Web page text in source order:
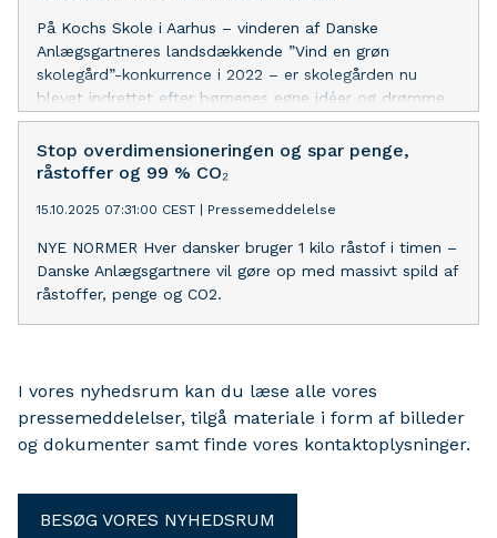
På Kochs Skole i Aarhus – vinderen af Danske
Anlægsgartneres landsdækkende ”Vind en grøn
skolegård”-konkurrence i 2022 – er skolegården nu
blevet indrettet efter børnenes egne idéer og drømme
med plads til biodiversitet, udeundervisning og mere
naturnære frikvarter.
Stop overdimensioneringen og spar penge,
råstoffer og 99 % CO₂
15.10.2025 07:31:00 CEST Pressemeddelelse
NYE NORMER Hver dansker bruger 1 kilo råstof i timen –
Danske Anlægsgartnere vil gøre op med massivt spild af
råstoffer, penge og CO2.
I vores nyhedsrum kan du læse alle vores
pressemeddelelser, tilgå materiale i form af billeder
og dokumenter samt finde vores kontaktoplysninger.
BESØG VORES NYHEDSRUM